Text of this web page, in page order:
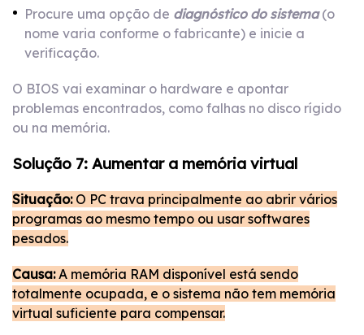
Procure uma opção de diagnóstico do sistema(o
nome varia conforme o fabricante) e inicie a
verificação.
O BIOS vai examinar o hardware e apontar
problemas encontrados, como falhas no disco rígido
ou na memória.
Solução 7: Aumentar a memória virtual
Situação: O PC trava principalmente ao abrir vários
programas ao mesmo tempo ou usar softwares
pesados.
Causa:A memória RAM disponível está sendo
totalmente ocupada, e o sistema não tem memória
virtual suficiente para compensar.